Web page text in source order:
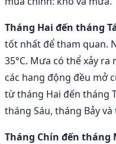
Tháng Hai đến tháng
tốt nhất để tham quan.
35°C. Mưa có thể xảy
các hang động đều mở
từ tháng Hai đến tháng
tháng Sáu, tháng Bảy và
Tháng Chín đến